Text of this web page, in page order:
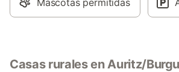
Mascotas permitidas
Casas rurales en Auritz/